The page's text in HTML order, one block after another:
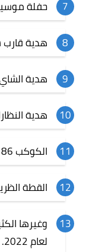
حفلة موسيقية 35.78
هدية قارب سريع 23.26
هدية الشاي 0.62
هدية النظارات
الكوكب 186 ريال فقط.
القطة الظريفة
وغيرها
لعام 2022.